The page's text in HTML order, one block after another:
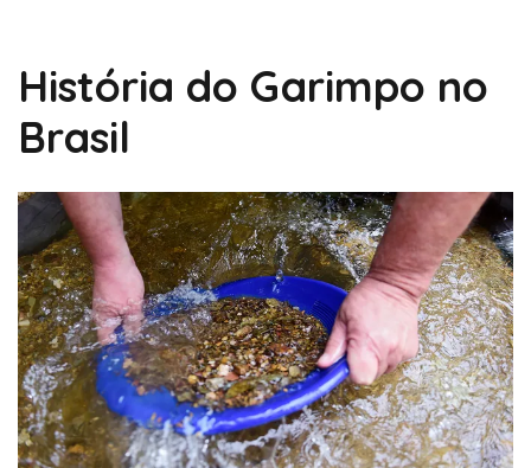
História do Garimpo no
Brasil